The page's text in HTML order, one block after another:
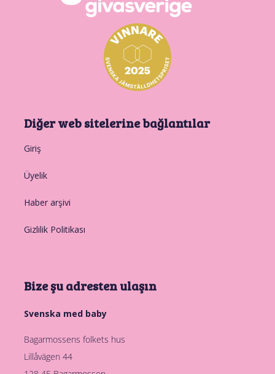
Diğer web sitelerine bağlantılar
Giriş
Üyelik
Haber arşivi
Gizlilik Politikası
Bize şu adresten ulaşın
Svenska med baby
Bagarmossens folkets hus
Lillåvägen 44